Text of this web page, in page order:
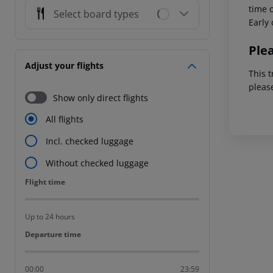
Select board types
Adjust your flights
Show only direct flights
All flights
Incl. checked luggage
Without checked luggage
Flight time
Flight time
Up to 24 hours
Departure time
Departure time
00:00 23:59
time
Early
This